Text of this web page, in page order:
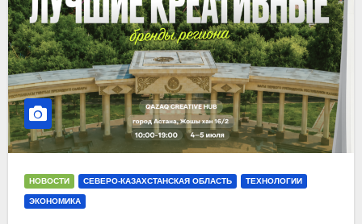
НОВОСТИ СЕВЕРО-КАЗАХСТАНСКАЯ ОБЛАСТЬ ТЕХНОЛОГИИ
ЭКОНОМИКА